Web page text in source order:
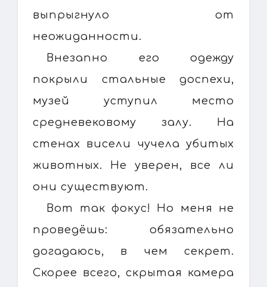
выпрыгнуло от
неожиданности.
Внезапно его одежду
покрыли стальные доспехи,
музей уступил место
средневековому залу. На
стенах висели чучела убитых
животных. Не уверен, все ли
они существуют.
Вот так фокус! Но меня не
проведёшь: обязательно
догадаюсь, в чем секрет.
Скорее всего, скрытая камера